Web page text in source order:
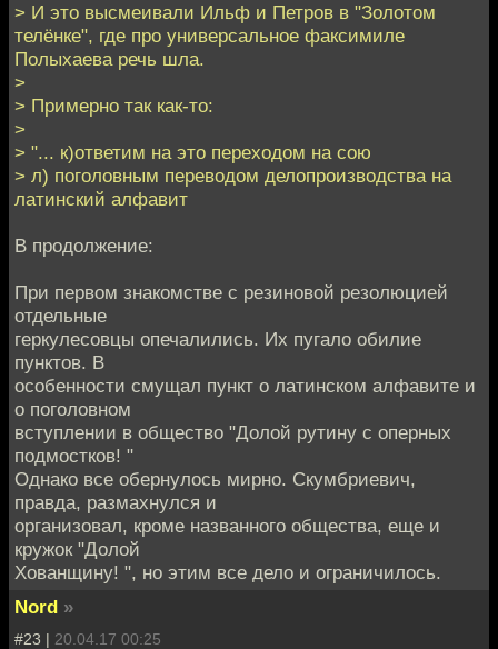
> И это высмеивали Ильф и Петров в "Золотом
телёнке", где про универсальное факсимиле
Полыхаева речь шла.
>
> Примерно так как-то:
>
> "... к)ответим на это переходом на сою
> л) поголовным переводом делопроизводства на
латинский алфавит
В продолжение:
При первом знакомстве с резиновой резолюцией
отдельные
геркулесовцы опечалились. Их пугало обилие
пунктов. В
особенности смущал пункт о латинском алфавите и
о поголовном
вступлении в общество "Долой рутину с оперных
подмостков! "
Однако все обернулось мирно. Скумбриевич,
правда, размахнулся и
организовал, кроме названного общества, еще и
кружок "Долой
Хованщину! ", но этим все дело и ограничилось.
Nord »
#23 | 20.04.17 00:25